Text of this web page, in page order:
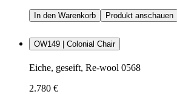
In den Warenkorb Produkt anschauen
OW149 | Colonial Chair
Eiche, geseift, Re-wool 0568
2.780 €